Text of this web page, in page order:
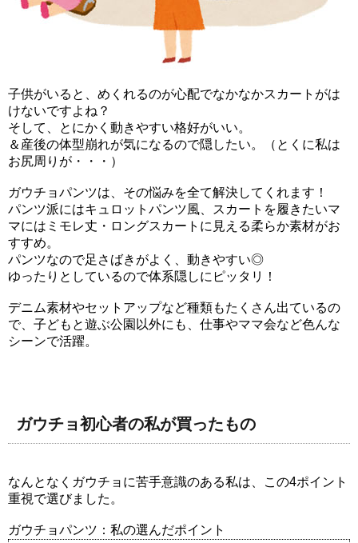
子供がいると、めくれるのが心配でなかなかスカートがは
けないですよね？
そして、とにかく動きやすい格好がいい。
＆産後の体型崩れが気になるので隠したい。（とくに私は
お尻周りが・・・）
ガウチョパンツは、その悩みを全て解決してくれます！
パンツ派にはキュロットパンツ風、スカートを履きたいマ
マにはミモレ丈・ロングスカートに見える柔らか素材がお
すすめ。
パンツなので足さばきがよく、動きやすい◎
ゆったりとしているので体系隠しにピッタリ！
デニム素材やセットアップなど種類もたくさん出ているの
で、子どもと遊ぶ公園以外にも、仕事やママ会など色んな
シーンで活躍。
ガウチョ初心者の私が買ったもの
なんとなくガウチョに苦手意識のある私は、この4ポイント
重視で選びました。
ガウチョパンツ：私の選んだポイント